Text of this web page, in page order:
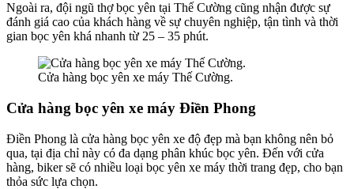
Ngoài ra, đội ngũ thợ bọc yên tại Thế Cường cũng nhận được sự
đánh giá cao của khách hàng về sự chuyên nghiệp, tận tình và thời
gian bọc yên khá nhanh từ 25 – 35 phút.
Cửa hàng bọc yên xe máy Thế Cường.
Cửa hàng bọc yên xe máy Điền Phong
Điền Phong là cửa hàng bọc yên xe độ đẹp mà bạn không nên bỏ
qua, tại địa chỉ này có đa dạng phân khúc bọc yên. Đến với cửa
hàng, biker sẽ có nhiều loại bọc yên xe máy thời trang đẹp, cho bạn
thỏa sức lựa chọn.